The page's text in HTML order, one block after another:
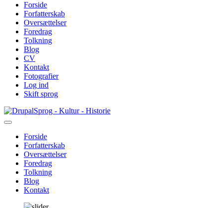
Forside
Forfatterskab
Oversættelser
Foredrag
Tolkning
Blog
CV
Kontakt
Fotografier
Log ind
Skift sprog
Gå
til
Sprog - Kultur - Historie
Primær
navigation
Forside
Forfatterskab
Oversættelser
Foredrag
Tolkning
Blog
Kontakt